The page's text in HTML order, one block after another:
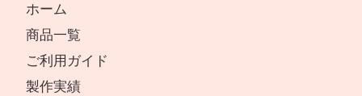
ホーム
商品一覧
ご利用ガイド
製作実績